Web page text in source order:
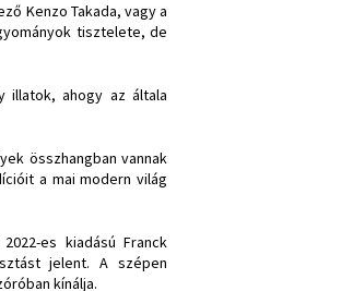
Kenzo Takada, vagy a
tisztelete, de
illatok, ahogy az általa
összhangban vannak
a mai modern világ
es kiadású Franck
jelent. A szépen
kínálja.